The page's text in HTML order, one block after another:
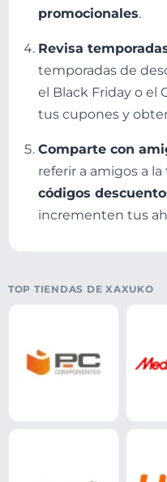
promocionales.
Revisa
temporadas de
el Black Friday o el
tus cupones y
Comparte con
referir a amigos a
códigos
incrementen tus
TOP TIENDAS DE XAXUKO